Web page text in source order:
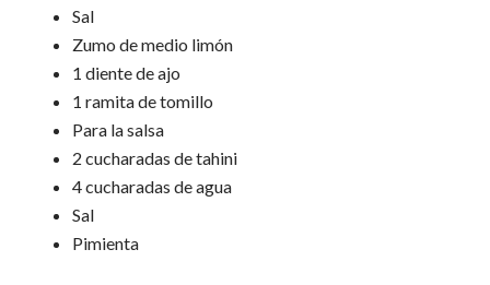
Sal
Zumo de medio limón
1 diente de ajo
1 ramita de tomillo
Para la salsa
2 cucharadas de tahini
4 cucharadas de agua
Sal
Pimienta